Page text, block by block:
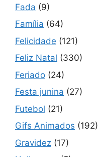
Fada (9)
Família (64)
Felicidade (121)
Feliz Natal (330)
Feriado (24)
Festa junina (27)
Futebol (21)
Gifs Animados (192)
Gravidez (17)